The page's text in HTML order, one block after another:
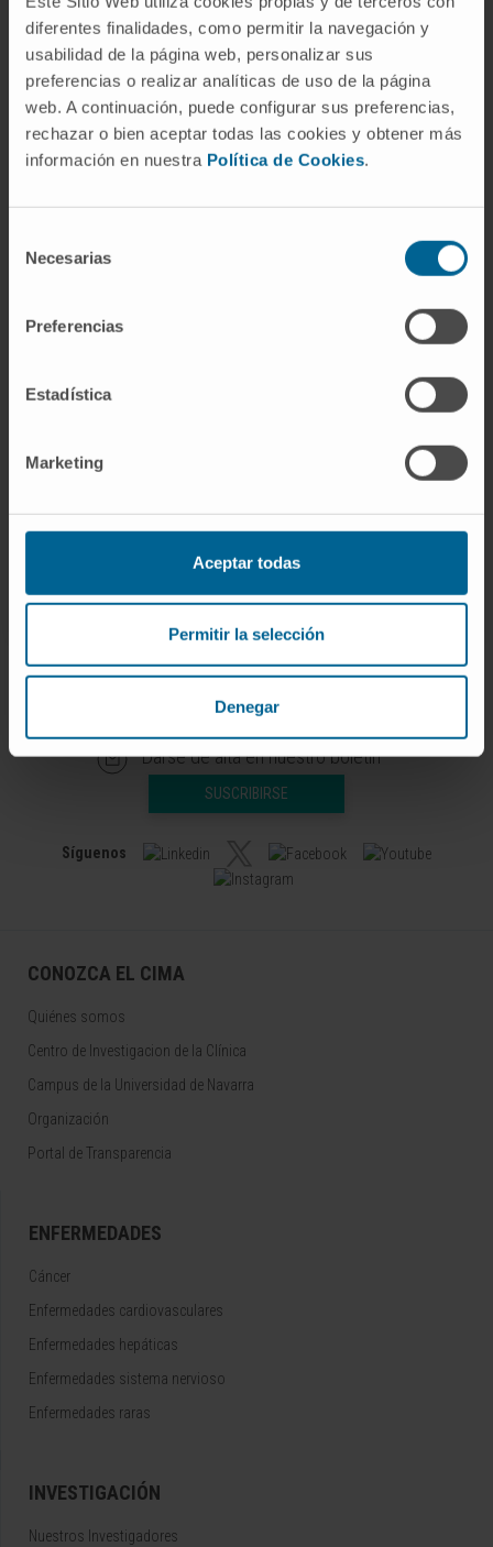
diferentes finalidades, como permitir la navegación y
usabilidad de la página web, personalizar sus
preferencias o realizar analíticas de uso de la página
web. A continuación, puede configurar sus preferencias,
rechazar o bien aceptar todas las cookies y obtener más
información en nuestra Política de Cookies.
Necesarias
Preferencias
Estadística
Marketing
Aceptar todas
Permitir la selección
Denegar
CITA DEL ARTÍCULOCell Rep. 2017 Oct
17;21(3):628-640. doi:
10.1016/j.celrep.2017.09.078
VER PUBLICACIÓN EN PUBMED
Grupo de Investigación en Patología
Darse de alta en nuestro boletín
SUSCRIBIRSE
Síguenos
CONOZCA EL CIMA
Quiénes somos
Centro de Investigacion de la Clínica
Campus de la Universidad de Navarra
Organización
Portal de Transparencia
ENFERMEDADES
Cáncer
Enfermedades cardiovasculares
Enfermedades hepáticas
Enfermedades sistema nervioso
Enfermedades raras
INVESTIGACIÓN
Nuestros Investigadores